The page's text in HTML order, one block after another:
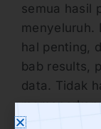
semua hasil
menyeluruh.
hal penting,
bab results,
data. Tidak